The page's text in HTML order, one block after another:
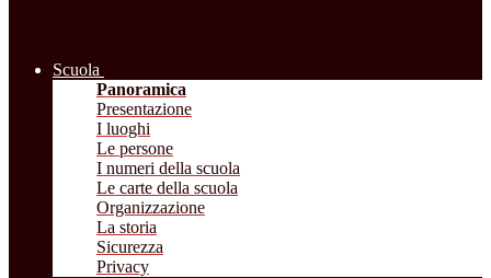
Scuola
Panoramica
Presentazione
I luoghi
Le persone
I numeri della scuola
Le carte della scuola
Organizzazione
La storia
Sicurezza
Privacy